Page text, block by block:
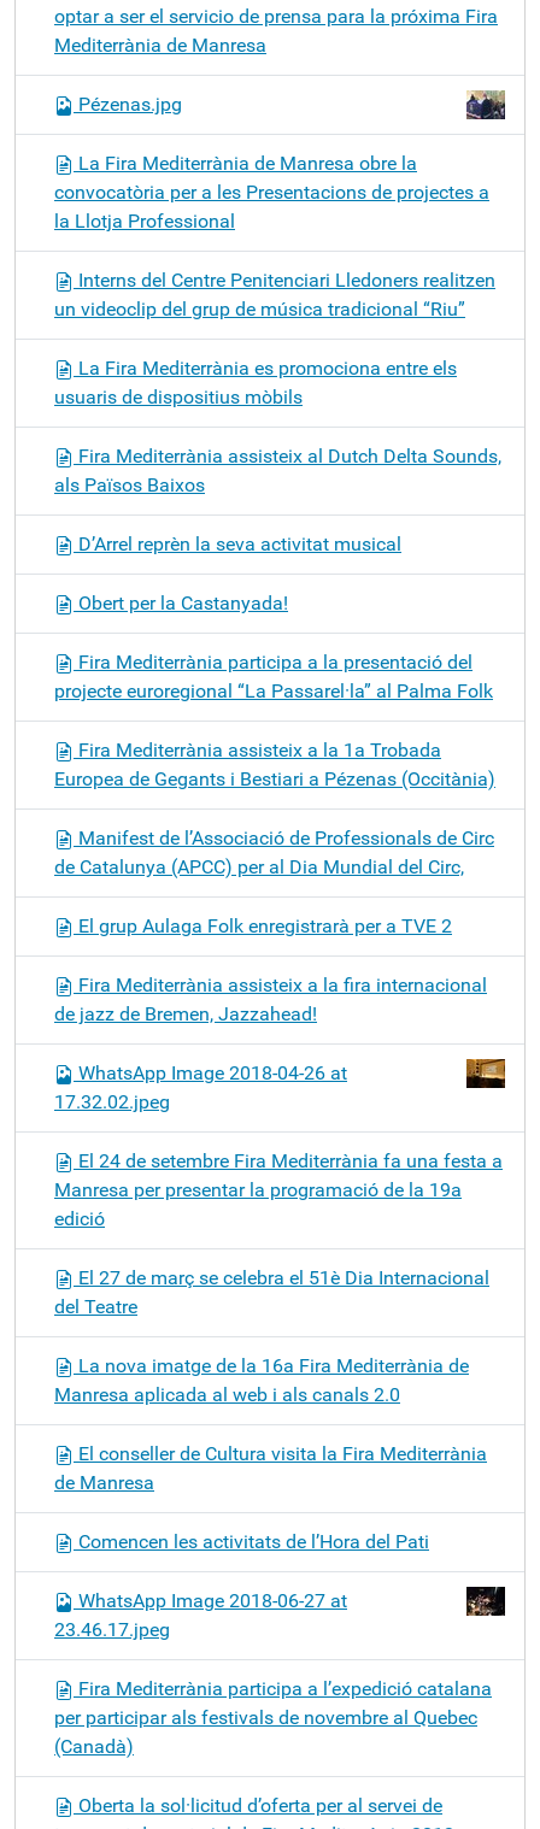
optar a ser el servicio de prensa para la próxima Fira
Mediterrània de Manresa
Pézenas.jpg
La Fira Mediterrània de Manresa obre la
convocatòria per a les Presentacions de projectes a
la Llotja Professional
Interns del Centre Penitenciari Lledoners realitzen
un videoclip del grup de música tradicional “Riu”
La Fira Mediterrània es promociona entre els
usuaris de dispositius mòbils
Fira Mediterrània assisteix al Dutch Delta Sounds,
als Països Baixos
D’Arrel reprèn la seva activitat musical
Obert per la Castanyada!
Fira Mediterrània participa a la presentació del
projecte euroregional “La Passarel·la” al Palma Folk
Fira Mediterrània assisteix a la 1a Trobada
Europea de Gegants i Bestiari a Pézenas (Occitània)
Manifest de l’Associació de Professionals de Circ
de Catalunya (APCC) per al Dia Mundial del Circ,
El grup Aulaga Folk enregistrarà per a TVE 2
Fira Mediterrània assisteix a la fira internacional
de jazz de Bremen, Jazzahead!
WhatsApp Image 2018-04-26 at
17.32.02.jpeg
El 24 de setembre Fira Mediterrània fa una festa a
Manresa per presentar la programació de la 19a
edició
El 27 de març se celebra el 51è Dia Internacional
del Teatre
La nova imatge de la 16a Fira Mediterrània de
Manresa aplicada al web i als canals 2.0
El conseller de Cultura visita la Fira Mediterrània
de Manresa
Comencen les activitats de l’Hora del Pati
WhatsApp Image 2018-06-27 at
23.46.17.jpeg
Fira Mediterrània participa a l’expedició catalana
per participar als festivals de novembre al Quebec
(Canadà)
Oberta la sol·licitud d’oferta per al servei de